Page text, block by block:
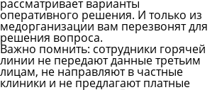
рассматривает варианты
оперативного решения. И только из
медорганизации вам перезвонят для
решения вопроса.
Важно помнить: сотрудники горячей
линии не передают данные третьим
лицам, не направляют в частные
клиники и не предлагают платные